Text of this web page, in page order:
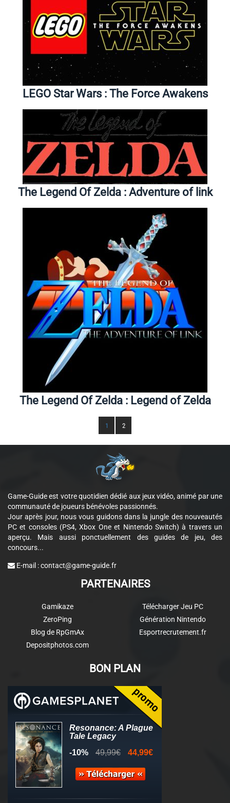
LEGO Star Wars : The Force Awakens
The Legend Of Zelda : Adventure of link
The Legend Of Zelda : Legend of Zelda
1 2
Game-Guide est votre quotidien dédié aux jeux vidéo, animé par une
communauté de joueurs bénévoles passionnés.
Jour après jour, nous vous guidons dans la jungle des nouveautés
PC et consoles (PS4, Xbox One et Nintendo Switch) à travers un
aperçu. Mais aussi ponctuellement des guides de jeu, des
concours...
E-mail :contact@game-guide.fr
PARTENAIRES
Gamikaze
ZeroPing
Blog de RpGmAx
Depositphotos.com
Télécharger Jeu PC
Génération Nintendo
Esportrecrutement.fr
BON PLAN